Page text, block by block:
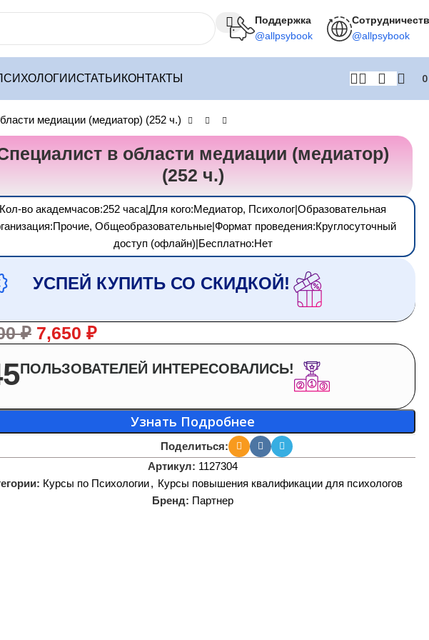
Поддержка
@allpsybook @allpsybook
СТАТЬИ КОНТАКТЫ
медиации (медиатор) (252 ч.)
в области медиации (медиатор)
(252 ч.)
Кол-во академчасов:252 часа|Для кого:Медиатор, Психолог|Образовательная
Общеобразовательные|Формат проведения:Круглосуточный
доступ (офлайн)|Бесплатно:Нет
УСПЕЙ КУПИТЬ СО СКИДКОЙ!
₽ 7,650 ₽
ПОЛЬЗОВАТЕЛЕЙ ИНТЕРЕСОВАЛИСЬ!
Узнать Подробнее
Поделиться:
Артикул: 1127304
Курсы по Психологии, Курсы повышения квалификации для психологов
Бренд: Партнер